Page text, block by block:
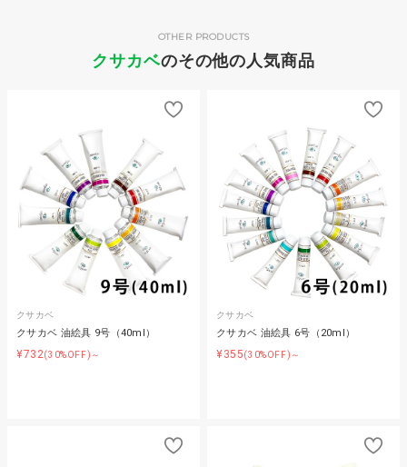
クサカベのその他の人気商品
OTHER PRODUCTS
クサカベ
クサカベ 油絵具 9号（40ml）
¥732(30%OFF)～
クサカベ
クサカベ 油絵具 6号（20ml）
¥355(30%OFF)～